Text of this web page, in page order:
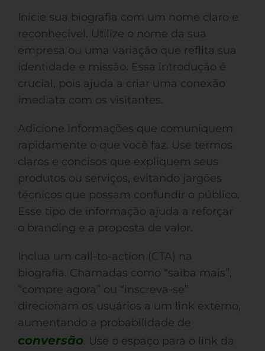
Inicie sua biografia com um nome claro e
reconhecível. Utilize o nome da sua
empresa ou uma variação que reflita sua
identidade e missão. Essa introdução é
crucial, pois ajuda a criar uma conexão
imediata com os visitantes.
Adicione informações que comuniquem
rapidamente o que você faz. Use termos
claros e concisos que expliquem seus
produtos ou serviços, evitando jargões
técnicos que possam confundir o público.
Esse tipo de informação ajuda a reforçar
o branding e a proposta de valor.
Inclua um call-to-action (CTA) na
biografia. Chamadas como “saiba mais”,
“compre agora” ou “inscreva-se”
direcionam os usuários a um link externo,
aumentando a probabilidade de
conversão. Use o espaço para o link da